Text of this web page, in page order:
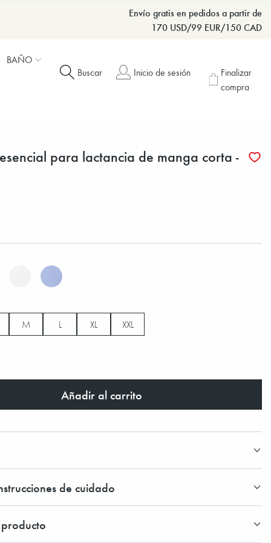
Envío gratis en pedidos a partir de
170 USD/99 EUR/150 CAD
BAÑO
Buscar
Inicio de sesión
Finalizar
compra
para lactancia de manga corta -
M L XL XXL
Añadir al carrito
de cuidado